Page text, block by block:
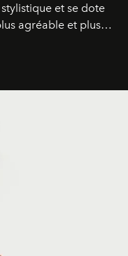
et se dote
agréable et plus
C5 Aircross a